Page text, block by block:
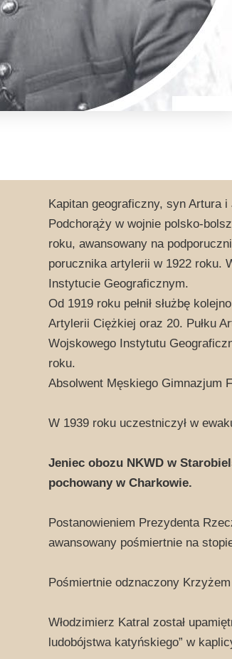
Kapitan geograficzny, syn Artura
Podchorąży w wojnie polsko-
roku, awansowany na
porucznika artylerii w 1922 roku.
Instytucie Geograficznym.
Od 1919 roku pełnił służbę
Artylerii Ciężkiej oraz 20. Pułku
Wojskowego Instytutu
roku.
Absolwent Męskiego Gimnazjum
W 1939 roku uczestniczył w
Jeniec obozu NKWD w
pochowany w Charkowie.
Postanowieniem Prezydenta
awansowany pośmiertnie na
Pośmiertnie odznaczony
Włodzimierz Katral został
ludobójstwa katyńskiego” w